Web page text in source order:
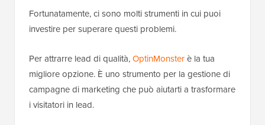
Fortunatamente, ci sono molti strumenti in cui puoi
investire per superare questi problemi.
Per attrarre lead di qualità,OptinMonsterè la tua
migliore opzione. È uno strumento per la gestione di
campagne di marketing che può aiutarti a trasformare
i visitatori in lead.